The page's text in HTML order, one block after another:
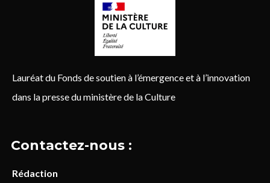
Lauréat du Fonds de soutien à l’émergence et à l’innovation
dans la presse du ministère de la Culture
Contactez-nous :
Rédaction